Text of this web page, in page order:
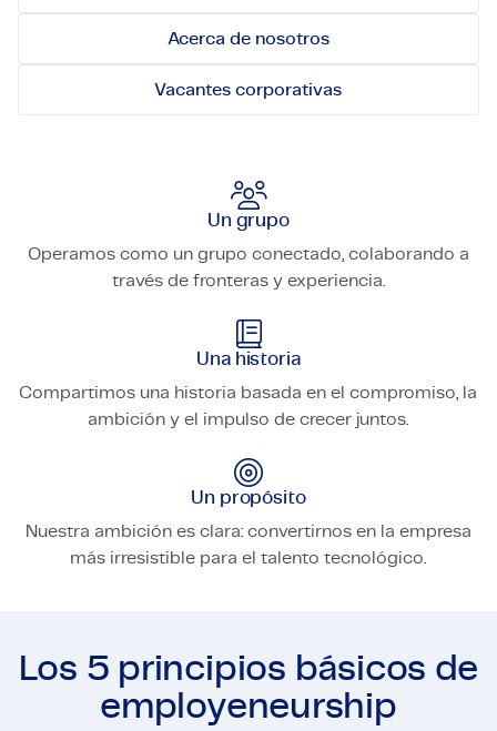
Acerca de nosotros
Vacantes corporativas
Un grupo
Operamos como un grupo conectado, colaborando a
través de fronteras y experiencia.
Una historia
Compartimos una historia basada en el compromiso, la
ambición y el impulso de crecer juntos.
Un propósito
Nuestra ambición es clara: convertirnos en la empresa
más irresistible para el talento tecnológico.
Los 5 principios básicos de
employeneurship